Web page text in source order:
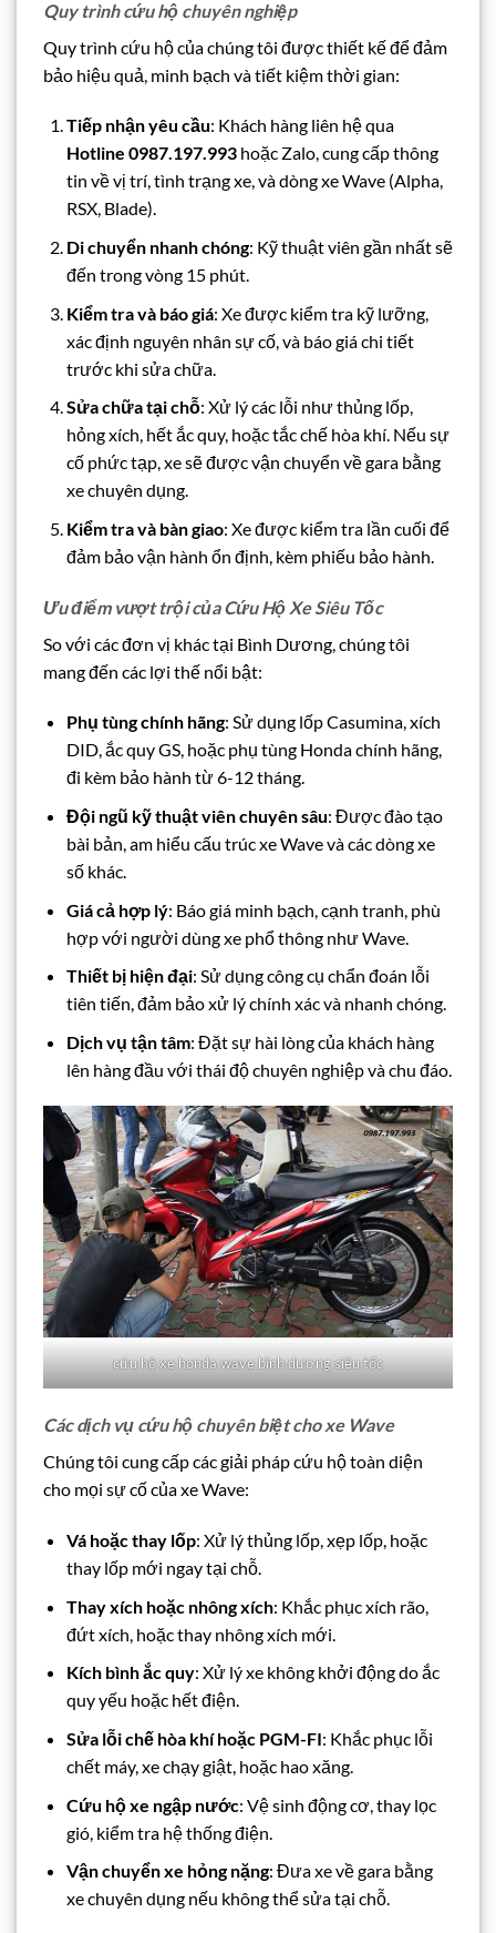
Quy trình cứu hộ chuyên nghiệp
Quy trình cứu hộ của chúng tôi được thiết kế để đảm
bảo hiệu quả, minh bạch và tiết kiệm thời gian:
Tiếp nhận yêu cầu: Khách hàng liên hệ qua
Hotline 0987.197.993hoặc Zalo, cung cấp thông
tin về vị trí, tình trạng xe, và dòng xe Wave (Alpha,
RSX, Blade).
Di chuyển nhanh chóng: Kỹ thuật viên gần nhất sẽ
đến trong vòng 15 phút.
Kiểm tra và báo giá: Xe được kiểm tra kỹ lưỡng,
xác định nguyên nhân sự cố, và báo giá chi tiết
trước khi sửa chữa.
Sửa chữa tại chỗ: Xử lý các lỗi như thủng lốp,
hỏng xích, hết ắc quy, hoặc tắc chế hòa khí. Nếu sự
cố phức tạp, xe sẽ được vận chuyển về gara bằng
xe chuyên dụng.
Kiểm tra và bàn giao: Xe được kiểm tra lần cuối để
đảm bảo vận hành ổn định, kèm phiếu bảo hành.
Ưu điểm vượt trội của Cứu Hộ Xe Siêu Tốc
So với các đơn vị khác tại Bình Dương, chúng tôi
mang đến các lợi thế nổi bật:
Phụ tùng chính hãng: Sử dụng lốp Casumina, xích
DID, ắc quy GS, hoặc phụ tùng Honda chính hãng,
đi kèm bảo hành từ 6-12 tháng.
Đội ngũ kỹ thuật viên chuyên sâu: Được đào tạo
bài bản, am hiểu cấu trúc xe Wave và các dòng xe
số khác.
Giá cả hợp lý: Báo giá minh bạch, cạnh tranh, phù
hợp với người dùng xe phổ thông như Wave.
Thiết bị hiện đại: Sử dụng công cụ chẩn đoán lỗi
tiên tiến, đảm bảo xử lý chính xác và nhanh chóng.
Dịch vụ tận tâm: Đặt sự hài lòng của khách hàng
lên hàng đầu với thái độ chuyên nghiệp và chu đáo.
cứu hộ xe honda wave bình dương siêu tốc
Các dịch vụ cứu hộ chuyên biệt cho xe Wave
Chúng tôi cung cấp các giải pháp cứu hộ toàn diện
cho mọi sự cố của xe Wave:
Vá hoặc thay lốp: Xử lý thủng lốp, xẹp lốp, hoặc
thay lốp mới ngay tại chỗ.
Thay xích hoặc nhông xích: Khắc phục xích rão,
đứt xích, hoặc thay nhông xích mới.
Kích bình ắc quy: Xử lý xe không khởi động do ắc
quy yếu hoặc hết điện.
Sửa lỗi chế hòa khí hoặc PGM-FI: Khắc phục lỗi
chết máy, xe chạy giật, hoặc hao xăng.
Cứu hộ xe ngập nước: Vệ sinh động cơ, thay lọc
gió, kiểm tra hệ thống điện.
Vận chuyển xe hỏng nặng: Đưa xe về gara bằng
xe chuyên dụng nếu không thể sửa tại chỗ.